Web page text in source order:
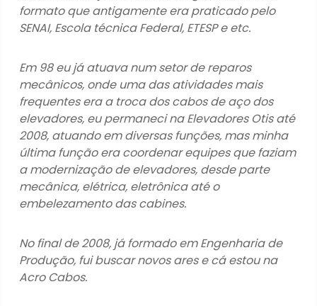
formato que antigamente era praticado pelo
SENAI, Escola técnica Federal, ETESP e etc.
Em 98 eu já atuava num setor de reparos
mecânicos, onde uma das atividades mais
frequentes era a troca dos cabos de aço dos
elevadores, eu permaneci na Elevadores Otis até
2008, atuando em diversas funções, mas minha
última função era coordenar equipes que faziam
a modernização de elevadores, desde parte
mecânica, elétrica, eletrônica até o
embelezamento das cabines.
No final de 2008, já formado em Engenharia de
Produção, fui buscar novos ares e cá estou na
Acro Cabos.